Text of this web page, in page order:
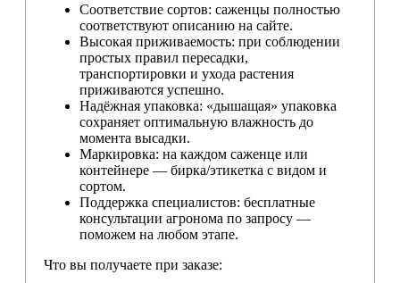
Соответствие сортов: саженцы полностью
соответствуют описанию на сайте.
Высокая приживаемость: при соблюдении
простых правил пересадки,
транспортировки и ухода растения
приживаются успешно.
Надёжная упаковка: «дышащая» упаковка
сохраняет оптимальную влажность до
момента высадки.
Маркировка: на каждом саженце или
контейнере — бирка/этикетка с видом и
сортом.
Поддержка специалистов: бесплатные
консультации агронома по запросу —
поможем на любом этапе.
Что вы получаете при заказе: